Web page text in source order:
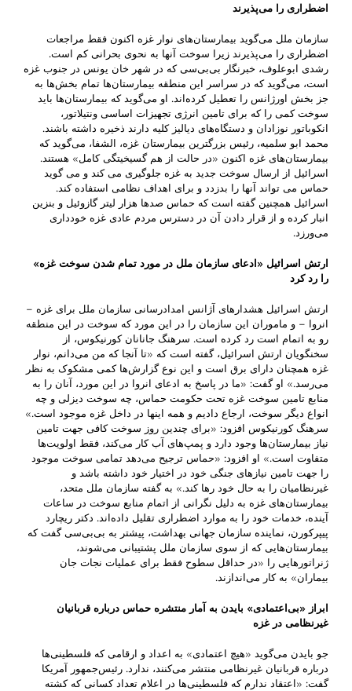
اضطراری را می‌پذیرند
سازمان ملل می‌گوید بیمارستان‌های نوار غزه اکنون فقط مراجعات
اضطراری را می‌پذیرند زیرا سوخت آنها به نحوی بحرانی کم است.
رشدی ابوعلوف، خبرنگار بی‌بی‌سی که در شهر خان یونس در جنوب غزه
است، می‌گوید که در سراسر این منطقه بیمارستان‌ها تمام بخش‌ها به
جز بخش اورژانس‌ را تعطیل کرده‌اند. او می‌گوید که بیمارستان‌ها باید
سوخت کمی را که برای تامین انرژی تجهیزات اساسی ونتیلاتور،
انکوباتور نوزادان و دستگاه‌های دیالیز کلیه دارند ذخیره داشته باشند.
محمد ابو سلمیه، رئیس بزرگترین بیمارستان غزه، الشفا، می‌گوید که
بیمارستان‌های غزه اکنون «در حالت از هم گسیخیتگی کامل» هستند.
اسرائیل از ارسال سوخت جدید به غزه جلوگیری می کند و می گوید
حماس می تواند آنها را بدزدد و برای اهداف نظامی استفاده کند.
اسرائیل همچنین گفته است که حماس صدها هزار لیتر گازوئیل و بنزین
انبار کرده و از قرار دادن آن در دسترس مردم عادی غزه خودداری
می‌ورزد.
ارتش اسرائیل «ادعای سازمان ملل در مورد تمام شدن سوخت غزه»
را رد کرد
ارتش اسرائیل هشدارهای آژانس امدادرسانی سازمان ملل برای غزه –
انروا – و ماموران این سازمان را در این مورد که سوخت در این منطقه
رو به اتمام است رد کرده است. سرهنگ جانانان کورنیکوس، از
سخنگویان ارتش اسرائیل، گفته است که «تا آنجا که من می‌دانم، نوار
غزه همچنان دارای برق است و این نوع گزارش‌ها کمی مشکوک به نظر
می‌رسد.» او گفت: «ما در پاسخ به ادعای انروا در این مورد، آنان را به
منابع تامین سوخت غزه تحت حکومت حماس، چه سوخت دیزلی و چه
انواع دیگر سوخت، ارجاع دادیم و همه اینها در داخل غزه موجود است.»
سرهنگ کورنیکوس افزود: «برای چندین روز سوخت کافی جهت تامین
نیاز بیمارستان‌ها وجود دارد و پمپ‌‌های آب کار می‌کند، فقط اولویت‌ها
متفاوت است.» او افزود: «حماس ترجیح می‌دهد تمامی سوخت موجود
را جهت تامین نیازهای جنگی خود در اختیار خود داشته باشد و
غیرنظامیان را به حال خود رها کند.» به گفته سازمان ملل متحد،
بیمارستان‌های غزه به دلیل نگرانی از اتمام منابع سوخت در ساعات
آینده، خدمات خود را به موارد اضطراری تقلیل داده‌اند. دکتر ریچارد
پیپرکورن، نماینده سازمان جهانی بهداشت، پیشتر به بی‌بی‌سی گفت که
بیمارستان‌هایی که از سوی سازمان ملل پشتیبانی می‌شوند،
ژنراتورهایی را «در حداقل سطوح فقط برای عملیات نجات جان
بیماران» به کار می‌اندازند.
ابراز «بی‌اعتمادی» بایدن به آمار منتشره حماس درباره قربانیان
غیرنظامی در غزه
جو بایدن می‌گوید «هیچ اعتمادی» به اعداد و ارقامی که فلسطینی‌ها
درباره قربانیان غیرنظامی منتشر می‌کنند، ندارد. رئیس‌جمهور آمریکا
گفت: «اعتقاد ندارم که فلسطینی‌ها در اعلام تعداد کسانی که کشته